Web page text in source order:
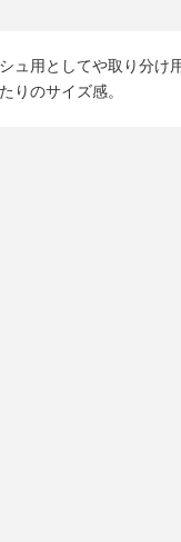
ュ用としてや取り分け
りのサイズ感。